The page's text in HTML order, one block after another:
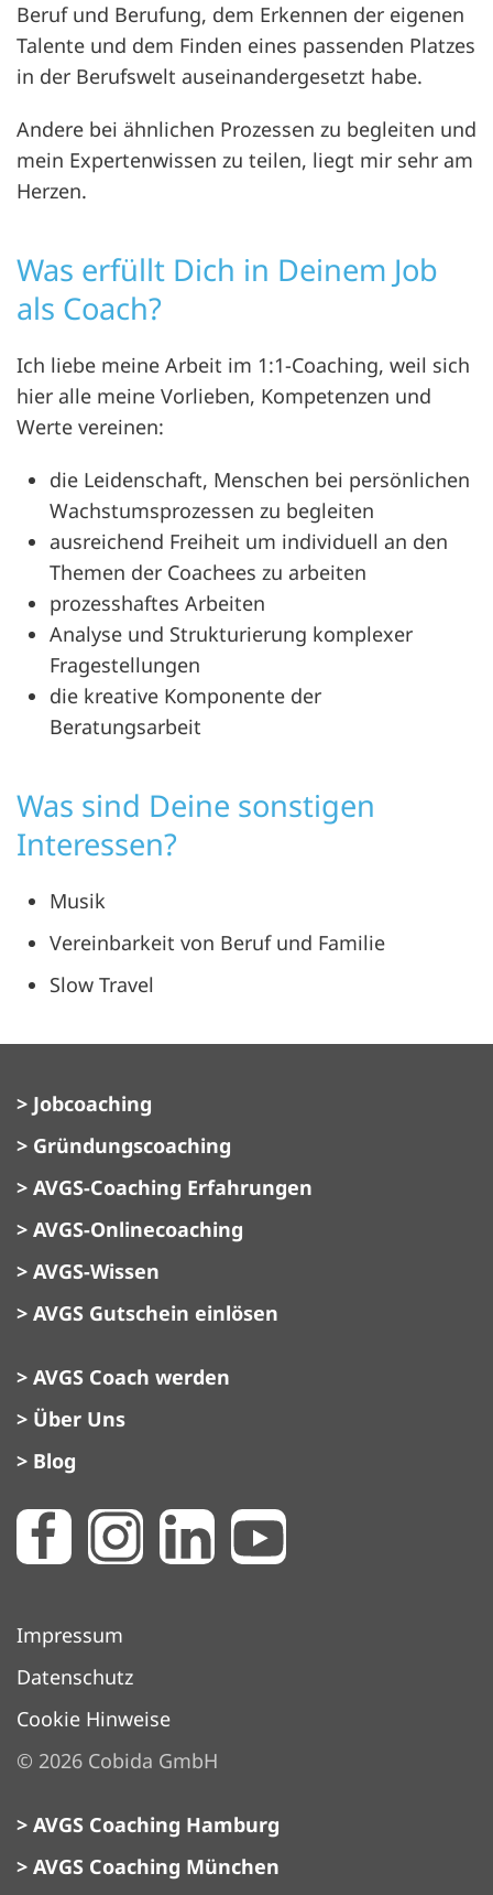
Beruf und Berufung, dem Erkennen der eigenen
Talente und dem Finden eines passenden Platzes
in der Berufswelt auseinandergesetzt habe.
Andere bei ähnlichen Prozessen zu begleiten und
mein Expertenwissen zu teilen, liegt mir sehr am
Herzen.
Was erfüllt Dich in Deinem Job
als Coach?
Ich liebe meine Arbeit im 1:1-Coaching, weil sich
hier alle meine Vorlieben, Kompetenzen und
Werte vereinen:
die Leidenschaft, Menschen bei persönlichen
Wachstumsprozessen zu begleiten
ausreichend Freiheit um individuell an den
Themen der Coachees zu arbeiten
prozesshaftes Arbeiten
Analyse und Strukturierung komplexer
Fragestellungen
die kreative Komponente der
Beratungsarbeit
Was sind Deine sonstigen
Interessen?
Musik
Vereinbarkeit von Beruf und Familie
Slow Travel
> Jobcoaching
> Gründungscoaching
> AVGS-Coaching Erfahrungen
> AVGS-Onlinecoaching
> AVGS-Wissen
> AVGS Gutschein einlösen
> AVGS Coach werden
> Über Uns
> Blog
Impressum
Datenschutz
Cookie Hinweise
© 2026 Cobida GmbH
> AVGS Coaching Hamburg
> AVGS Coaching München